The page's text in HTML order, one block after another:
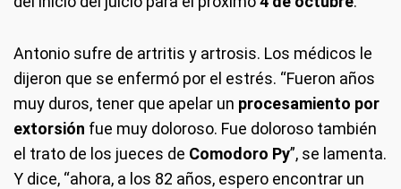
Antonio sufre de artritis y artrosis. Los médicos le
dijeron que se enfermó por el estrés. “Fueron años
muy duros, tener que apelar un procesamiento por
extorsión fue muy doloroso. Fue doloroso también
el trato de los jueces de Comodoro Py”, se lamenta.
Y dice, “ahora, a los 82 años, espero encontrar un